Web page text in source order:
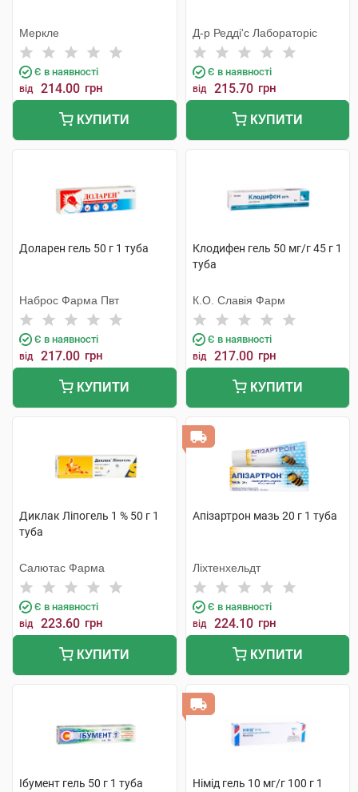
Меркле
Є в наявності
від 214.00 грн
КУПИТИ
Д-р Редді'с Лабораторіс
Є в наявності
від 215.70 грн
КУПИТИ
Доларен гель 50 г 1 туба
Наброс Фарма Пвт
Є в наявності
від 217.00 грн
КУПИТИ
Клодифен гель 50 мг/г 45 г 1
туба
К.О. Славія Фарм
Є в наявності
від 217.00 грн
КУПИТИ
Диклак Ліпогель 1 % 50 г 1
туба
Салютас Фарма
Є в наявності
від 223.60 грн
КУПИТИ
Апізартрон мазь 20 г 1 туба
Ліхтенхельдт
Є в наявності
від 224.10 грн
КУПИТИ
Ібумент гель 50 г 1 туба
Німід гель 10 мг/г 100 г 1